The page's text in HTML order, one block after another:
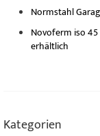
Normstahl
Novoferm iso
erhältlich
Kategorien